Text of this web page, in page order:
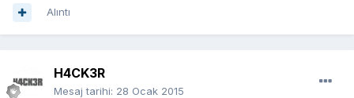
Alıntı
H4CK3R
Mesaj tarihi: 28 Ocak 2015